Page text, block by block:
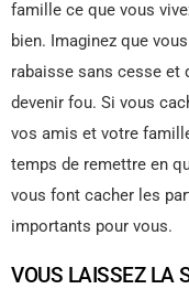
famille ce que vous
bien. Imaginez que
rabaisse sans cesse et
devenir fou. Si vous
vos amis et votre
temps de remettre en
vous font cacher les
importants pour vous.
VOUS LAISSEZ LA